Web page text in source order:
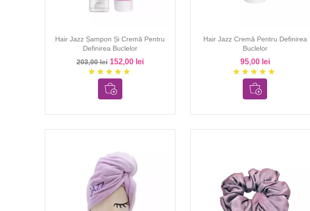
Hair Jazz Șampon Și Cremă Pentru
Definirea Buclelor
203,00 lei 152,00 lei
star star star star star
Hair Jazz Cremă Pentru Definirea
Buclelor
95,00 lei
star star star star star